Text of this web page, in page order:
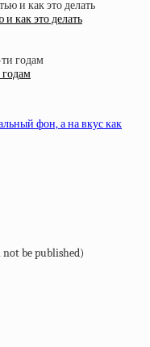
как это делать
фон, а на вкус как
be published)